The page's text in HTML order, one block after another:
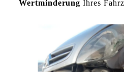
Wertminderung Ihres